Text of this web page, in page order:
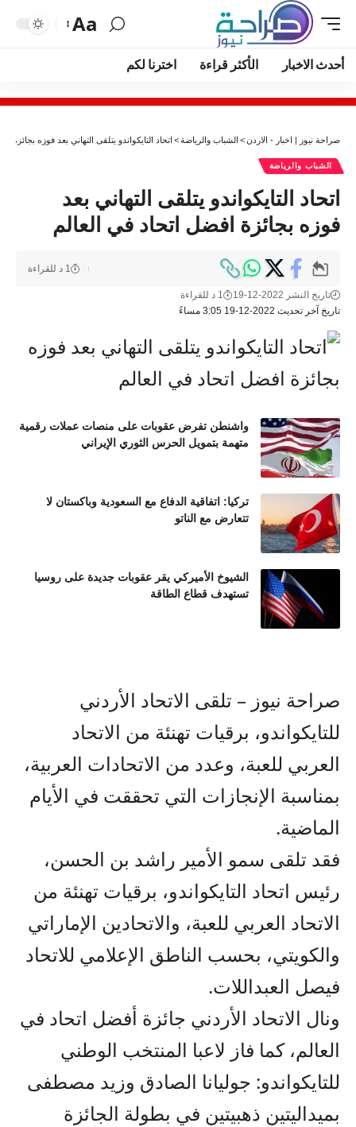
Aa
أحدث الاخبار الأكثر قراءة اخترنا لكم
صراحة نيوز | اخبار - الاردن> الشباب والرياضة> اتحاد التايكواندو يتلقى التهاني بعد فوزه بجائزة
الشباب والرياضة
اتحاد التايكواندو يتلقى التهاني بعد
فوزه بجائزة افضل اتحاد في العالم
تاريخ آخر تحديث 2022-12-19 3:05 مساءً
تاريخ النشر 2022-12-19 1 د للقراءة
1 د للقراءة
واشنطن تفرض عقوبات على منصات عملات رقمية
متهمة بتمويل الحرس الثوري الإيراني
تركيا: اتفاقية الدفاع مع السعودية وباكستان لا
تتعارض مع الناتو
الشيوخ الأميركي يقر عقوبات جديدة على روسيا
تستهدف قطاع الطاقة
صراحة نيوز – تلقى الاتحاد الأردني
للتايكواندو، برقيات تهنئة من الاتحاد
العربي للعبة، وعدد من الاتحادات العربية،
بمناسبة الإنجازات التي تحققت في الأيام
الماضية.
فقد تلقى سمو الأمير راشد بن الحسن،
رئيس اتحاد التايكواندو، برقيات تهنئة من
الاتحاد العربي للعبة، والاتحادين الإماراتي
والكويتي، بحسب الناطق الإعلامي للاتحاد
فيصل العبداللات.
ونال الاتحاد الأردني جائزة أفضل اتحاد في
العالم، كما فاز لاعبا المنتخب الوطني
للتايكواندو: جوليانا الصادق وزيد مصطفى
بميداليتين ذهبيتين في بطولة الجائزة